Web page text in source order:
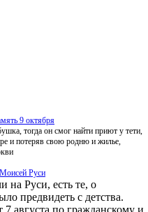
9 октября
тогда он смог найти приют у тети,
и потеряв свою родню и жилье,
Руси
на Руси, есть те, о
предвидеть с детства.
7 августа по гражданскому и